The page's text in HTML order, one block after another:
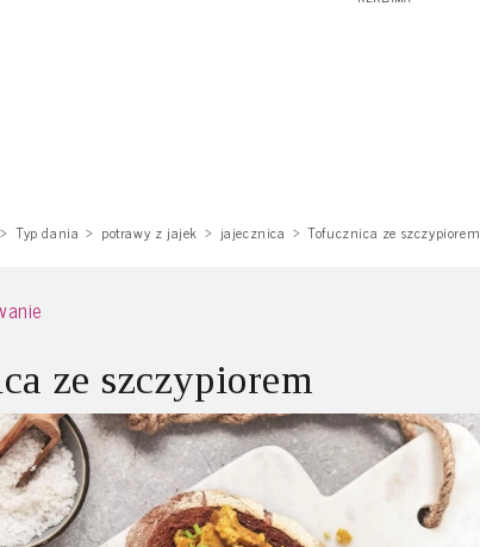
Typ dania potrawy z jajek jajecznica Tofucznica ze szczypiorem
ze szczypiorem